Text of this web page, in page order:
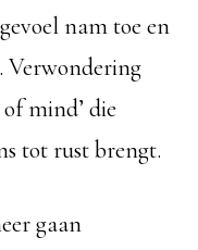
nam toe en
Verwondering
mind’ die
tot rust brengt.
gaan